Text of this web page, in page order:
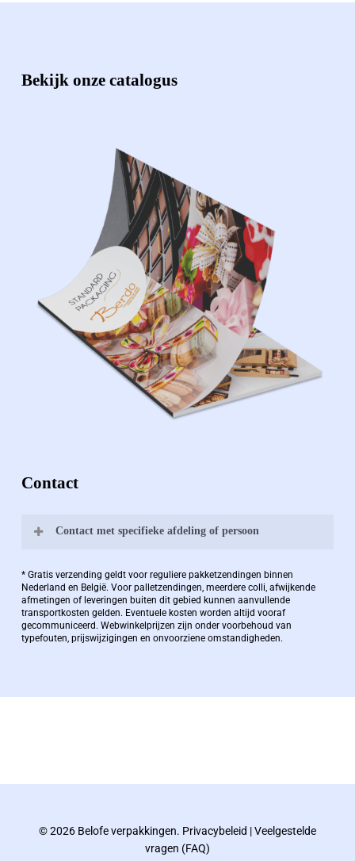
Bekijk onze catalogus
Contact
Contact met specifieke afdeling of persoon
Bernard Pauwels:
Zaakvoerder Berdo
bernard@berdo.be
Bernard werkt 25 uur per dag en draait voor
* Gratis verzending geldt voor reguliere pakketzendingen binnen
Nederland en België. Voor palletzendingen, meerdere colli, afwijkende
afmetingen of leveringen buiten dit gebied kunnen aanvullende
transportkosten gelden. Eventuele kosten worden altijd vooraf
gecommuniceerd. Webwinkelprijzen zijn onder voorbehoud van
typefouten, prijswijzigingen en onvoorziene omstandigheden.
© 2026 Belofe verpakkingen. Privacybeleid |Veelgestelde
vragen (FAQ)